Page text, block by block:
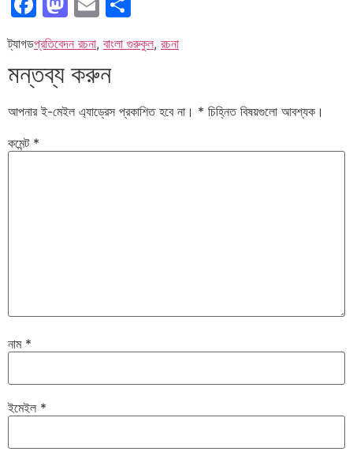
ট্যাগডপ্রতিবেদন রচনা, বাংলা গুরুকুল, রচনা
মন্তব্য করুন
আপনার ই-মেইল এ্যাড্রেস প্রকাশিত হবে না। * চিহ্নিত বিষয়গুলো আবশ্যক।
কমেন্ট *
নাম *
ইমেইল *